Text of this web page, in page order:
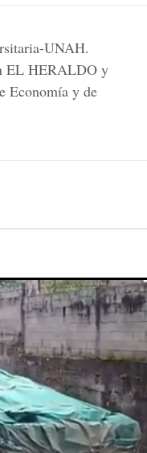
UNAH.
EL HERALDO y
Economía y de